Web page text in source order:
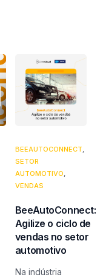
BEEAUTOCONNECT,
SETOR
AUTOMOTIVO,
VENDAS
BeeAutoConnect:
Agilize o ciclo de
vendas no setor
automotivo
Na indústria